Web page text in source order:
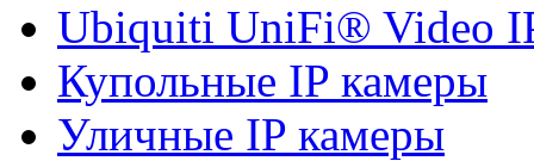
Ubiquiti UniFi® Video
Купольные IP камеры
Уличные IP камеры